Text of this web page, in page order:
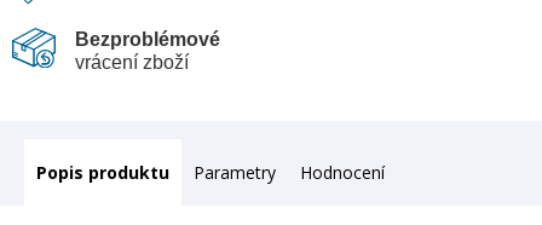
Bezproblémové
vrácení zboží
Popis Parametry Hodnocení